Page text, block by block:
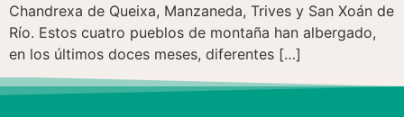
Chandrexa de Queixa, Manzaneda, Trives y San Xoán de
Río. Estos cuatro pueblos de montaña han albergado,
en los últimos doces meses, diferentes […]